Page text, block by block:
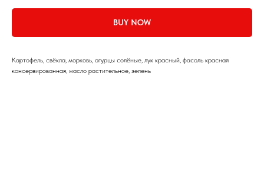
BUY NOW
Картофель, свёкла, морковь, огурцы солёные, лук красный, фасоль красная
консервированная, масло растительное, зелень